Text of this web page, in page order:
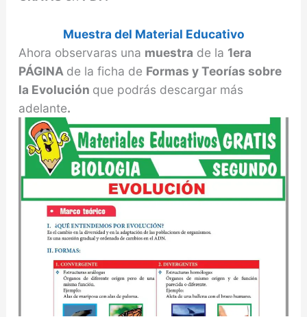
Muestra del Material Educativo
Ahora observaras una muestra de la 1era
PÁGINA de la ficha de Formas y Teorías sobre
la Evolución que podrás descargar más
adelante.